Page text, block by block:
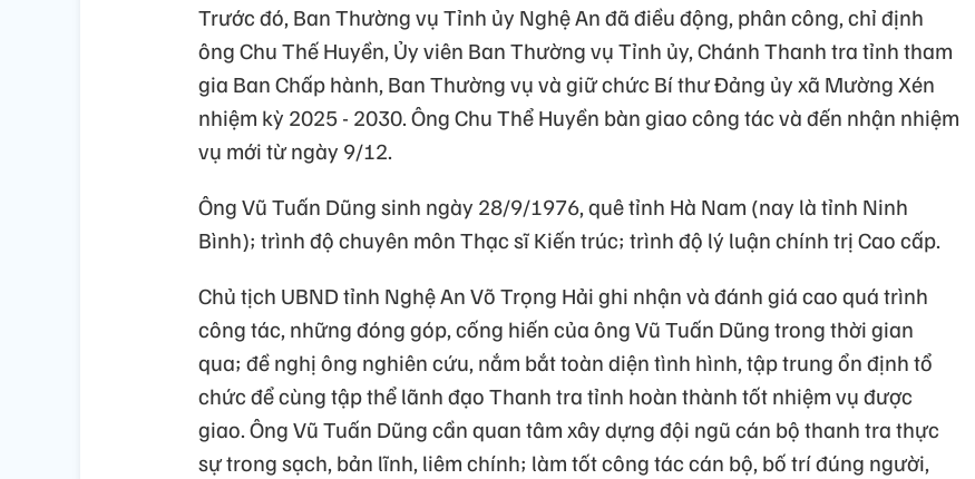
Trước đó, Ban Thường vụ Tỉnh ủy Nghệ An đã điều động, phân công, chỉ định
ông Chu Thế Huyền, Ủy viên Ban Thường vụ Tỉnh ủy, Chánh Thanh tra tỉnh tham
gia Ban Chấp hành, Ban Thường vụ và giữ chức Bí thư Đảng ủy xã Mường Xén
nhiệm kỳ 2025 - 2030. Ông Chu Thể Huyền bàn giao công tác và đến nhận nhiệm
vụ mới từ ngày 9/12.
Ông Vũ Tuấn Dũng sinh ngày 28/9/1976, quê tỉnh Hà Nam (nay là tỉnh Ninh
Bình); trình độ chuyên môn Thạc sĩ Kiến trúc; trình độ lý luận chính trị Cao cấp.
Chủ tịch UBND tỉnh Nghệ An Võ Trọng Hải ghi nhận và đánh giá cao quá trình
công tác, những đóng góp, cống hiến của ông Vũ Tuấn Dũng trong thời gian
qua; đề nghị ông nghiên cứu, nắm bắt toàn diện tình hình, tập trung ổn định tổ
chức để cùng tập thể lãnh đạo Thanh tra tỉnh hoàn thành tốt nhiệm vụ được
giao. Ông Vũ Tuấn Dũng cần quan tâm xây dựng đội ngũ cán bộ thanh tra thực
sự trong sạch, bản lĩnh, liêm chính; làm tốt công tác cán bộ, bố trí đúng người,